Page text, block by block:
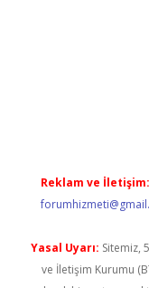
Reklam ve İletişim:
Yasal Uyarı: Sitemiz,
ve İletişim Kurumu